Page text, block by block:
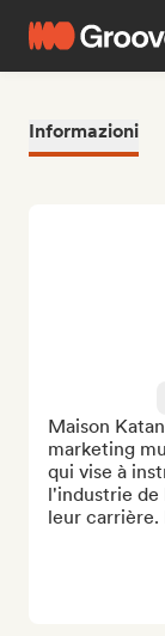
Informazioni
Maison
marketing
qui vise à
l'industrie de
leur carrière.